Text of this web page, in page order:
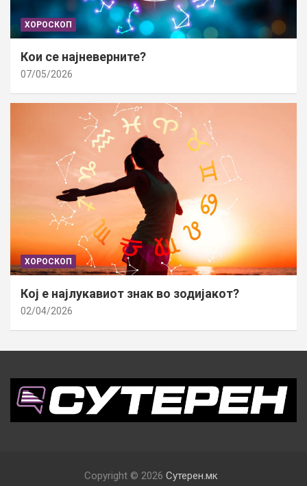
ХОРОСКОП
Кои се најневерните?
07/05/2026
ХОРОСКОП
Кој е најлукавиот знак во зодијакот?
02/04/2026
Copyright © 2026 Сутерен.мк